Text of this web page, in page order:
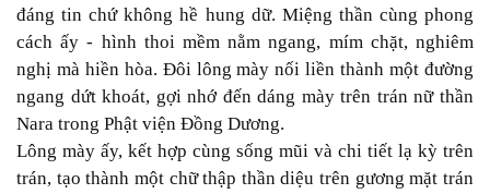
đáng tin chứ không hề hung dữ. Miệng thần cùng phong
cách ấy - hình thoi mềm nằm ngang, mím chặt, nghiêm
nghị mà hiền hòa. Đôi lông mày nối liền thành một đường
ngang dứt khoát, gợi nhớ đến dáng mày trên trán nữ thần
Nara trong Phật viện Đồng Dương.
Lông mày ấy, kết hợp cùng sống mũi và chi tiết lạ kỳ trên
trán, tạo thành một chữ thập thần diệu trên gương mặt trán